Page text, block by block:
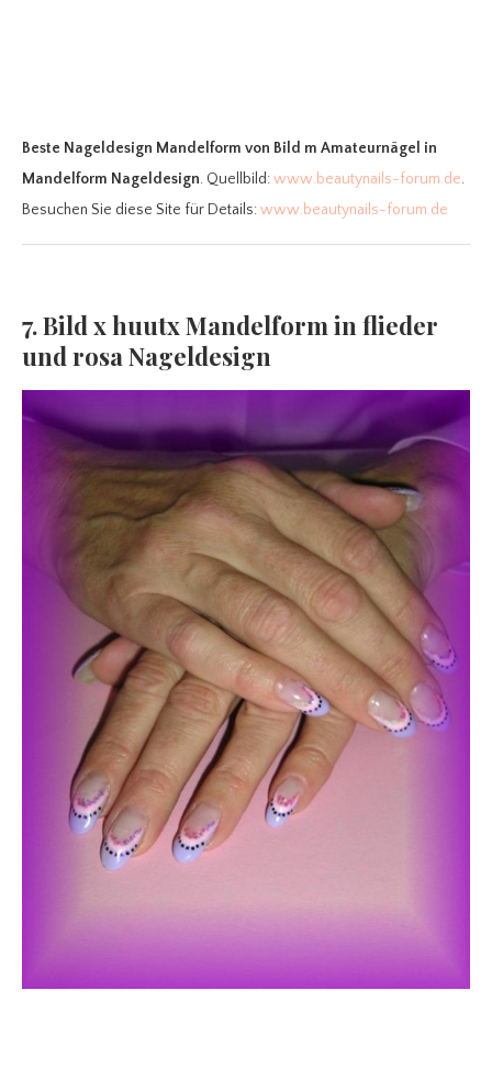
Beste Nageldesign Mandelform von Bild m Amateurnägel in
Mandelform Nageldesign. Quellbild:www.beautynails-forum.de.
Besuchen Sie diese Site für Details:www.beautynails-forum.de
7. Bild x huutx Mandelform in flieder
und rosa Nageldesign